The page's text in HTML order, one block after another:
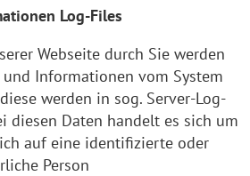
Log-Files
Webseite durch Sie werden
Informationen vom System
werden in sog. Server-Log-
diesen Daten handelt es sich um
auf eine identifizierte oder
Person